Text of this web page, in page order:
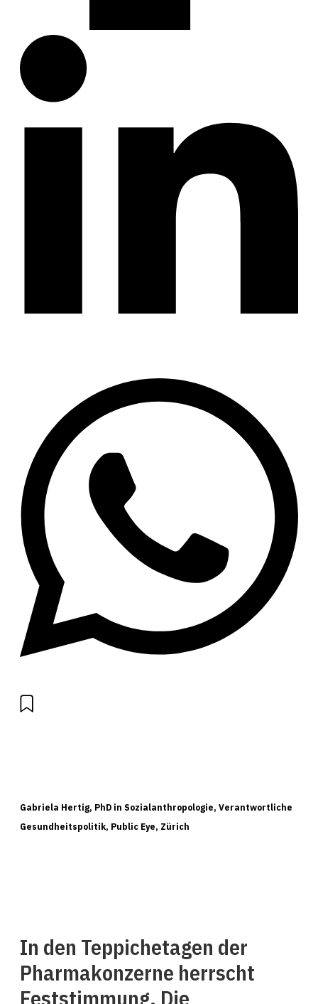
Gabriela Hertig, PhD in Sozialanthropologie, Verantwortliche
Gesundheitspolitik, Public Eye, Zürich
In den Teppichetagen der
Pharmakonzerne herrscht
Feststimmung. Die